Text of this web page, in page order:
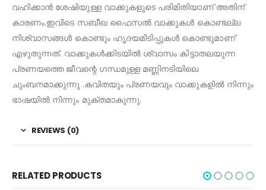
വഹിക്കാൻ ശേഷിയുള്ള വാക്കുകളുടെ പരിമിതിയാണ് അതിന്
കാരണം.ഇവിടെ സബീഖ ഫൈസൽ വാക്കുകൾ കൊണ്ടല്ല
നിശ്വാസങ്ങൾ കൊണ്ടും ഹൃദയമിടിപ്പുകൾ കൊണ്ടുമാണ്
എഴുതുന്നത്. വാക്കുകൾക്കിടയിൽ ശ്വാസം കിട്ടാതലയുന്ന
പ്രണയത്തെ ജീവന്റെ ഗന്ധമുള്ള മണ്ണിനടിയിലെ
ചുംബനമാക്കുന്നു .കവിതയും പ്രണയവും വാക്കുകളിൽ നിന്നും
ഭാഷയിൽ നിന്നും മുക്തമാകുന്നു.
REVIEWS (0)
RELATED PRODUCTS